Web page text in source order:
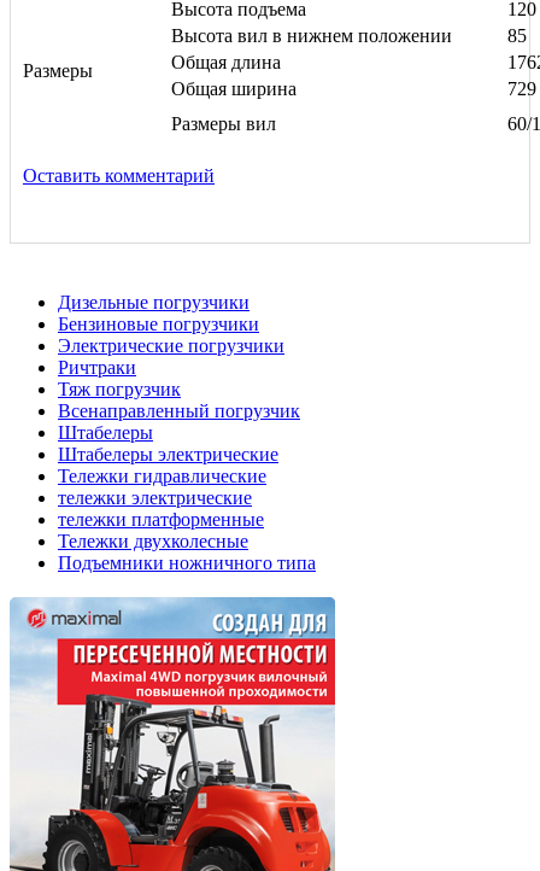
Размеры
Высота подъема
120
Высота вил в нижнем положении
85
Общая длина
Общая ширина
729
Размеры вил
60/
Оставить комментарий
Дизельные погрузчики
Бензиновые погрузчики
Электрические погрузчики
Ричтраки
Тяж погрузчик
Всенаправленный погрузчик
Штабелеры
Штабелеры электрические
Тележки гидравлические
тележки электрические
тележки платформенные
Тележки двухколесные
Подъемники ножничного типа